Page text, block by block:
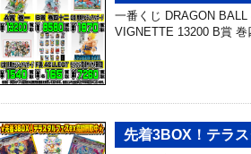
一番くじ DRAGON
VIGNETTE 13200 B賞
先着3BOX！テラ